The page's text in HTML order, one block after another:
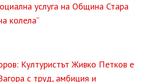
услуга на Община Стара
колела“
Културистът Живко Петков е
с труд, амбиция и